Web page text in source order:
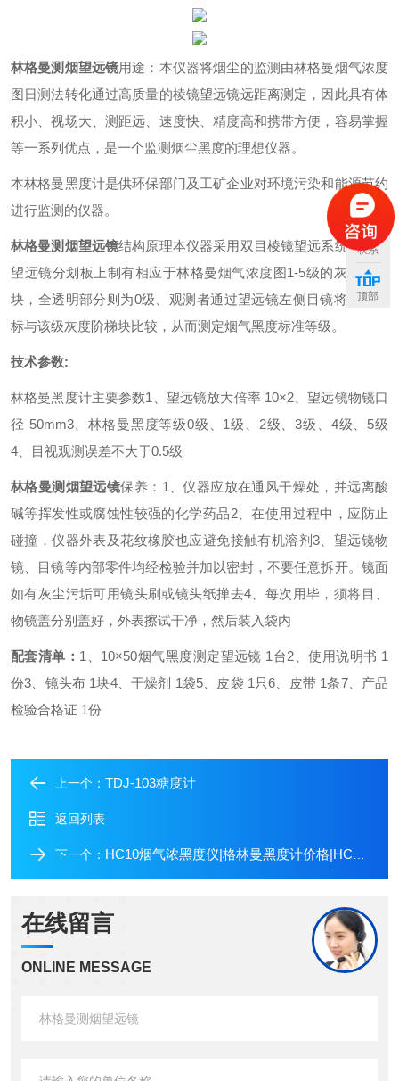
林格曼测烟望远镜用途： 本仪器将烟尘的监测由林格曼烟气浓度
图日测法转化通过高质量的棱镜望远镜远距离测定，因此具有体
积小、视场大、测距远、速度快、精度高和携带方便，容易掌握
等一系列优点，是一个监测烟尘黑度的理想仪器。
本林格曼黑度计是供环保部门及工矿企业对环境污染和能源节约
进行监测的仪器。
林格曼测烟望远镜结构原理本仪器采用双目棱镜望远系统，而在
望远镜分划板上制有相应于林格曼烟气浓度图1-5级的灰度阶梯
块，全透明部分则为0级、观测者通过望远镜左侧目镜将烟尘目
标与该级灰度阶梯块比较，从而测定烟气黑度标准等级。
技术参数:
林格曼黑度计主要参数1、望远镜放大倍率 10×2、望远镜物镜口
径 50mm3、林格曼黑度等级0级、1级、2级、3级、4级、5级
4、目视观测误差不大于0.5级
林格曼测烟望远镜保养： 1、仪器应放在通风干燥处，并远离酸
碱等挥发性或腐蚀性较强的化学药品2、在使用过程中，应防止
碰撞，仪器外表及花纹橡胶也应避免接触有机溶剂3、望远镜物
镜、目镜等内部零件均经检验并加以密封，不要任意拆开。镜面
如有灰尘污垢可用镜头刷或镜头纸掸去4、每次用毕，须将目、
物镜盖分别盖好，外表擦试干净，然后装入袋内
配套清单： 1、10×50烟气黑度测定望远镜 1台2、使用说明书 1
份3、镜头布 1块4、干燥剂 1袋5、皮袋 1只6、皮带 1条7、产品
检验合格证 1份
上一个： TDJ-103糖度计
返回列表
下一个： HC10烟气浓黑度仪|格林曼黑度计价格|HC10烟气黑度计
在线留言
ONLINE MESSAGE
联系
顶部